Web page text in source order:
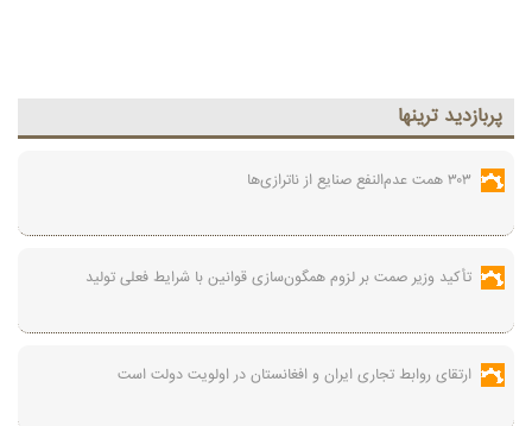
پربازديد ترينها
۳۰۳ همت عدم‌النفع صنایع از ناترازی‌ها
تأکید وزیر صمت بر لزوم همگون‌سازی قوانین با شرایط فعلی تولید
ارتقای روابط تجاری ایران و افغانستان در اولویت دولت است